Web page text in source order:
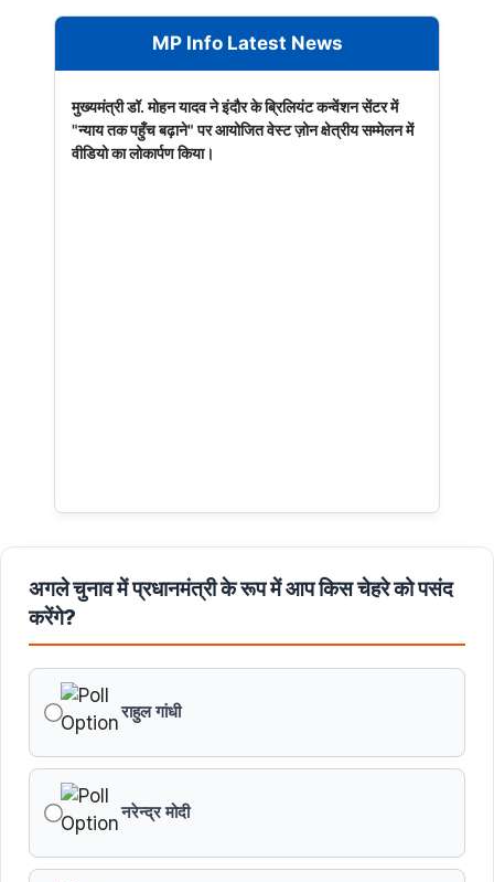
MP Info Latest News
मुख्यमंत्री डॉ. मोहन यादव ने इंदौर के ब्रिलियंट कन्वेंशन सेंटर में
"न्याय तक पहुँच बढ़ाने" पर आयोजित वेस्ट ज़ोन क्षेत्रीय सम्मेलन में
वीडियो का लोकार्पण किया।
अगले चुनाव में प्रधानमंत्री के रूप में आप किस चेहरे को पसंद
करेंगे?
राहुल गांधी
नरेन्द्र मोदी